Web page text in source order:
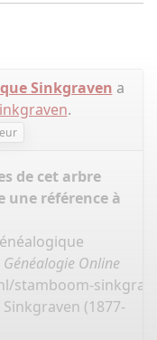
Sinkgraven a
.
de cet arbre
une référence à
Généalogie Online
stamboom-
(1877-